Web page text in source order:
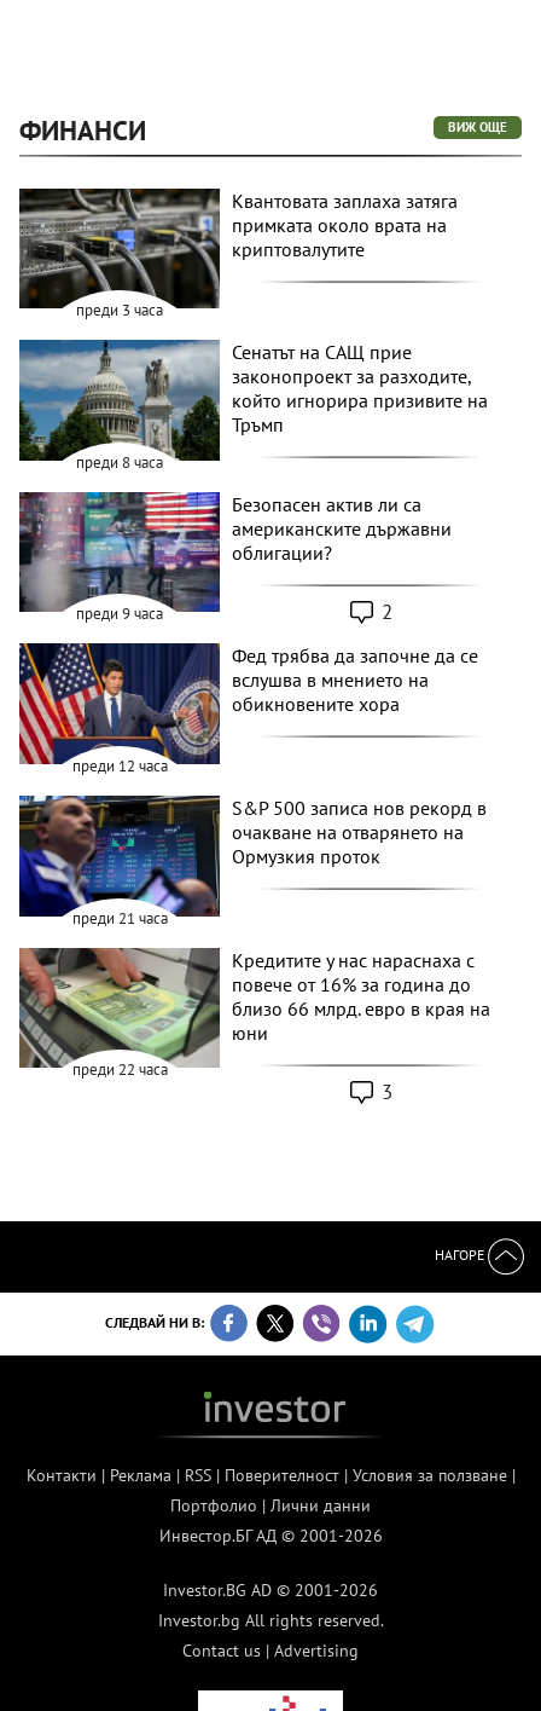
ФИНАНСИ ВИЖ ОЩЕ
преди 3 часа
Квантовата заплаха затяга
примката около врата на
криптовалутите
преди 8 часа
Сенатът на САЩ прие
законопроект за разходите,
който игнорира призивите на
Тръмп
преди 9 часа
Безопасен актив ли са
американските държавни
облигации?
2
преди 12 часа
Фед трябва да започне да се
вслушва в мнението на
обикновените хора
преди 21 часа
S&P 500 записа нов рекорд в
очакване на отварянето на
Ормузкия проток
преди 22 часа
Кредитите у нас нараснаха с
повече от 16% за година до
близо 66 млрд. евро в края на
юни
3
НАГОРЕ
СЛЕДВАЙ НИ В:
Контакти | Реклама | RSS| Поверителност| Условия за ползване|
Портфолио | Лични данни
Инвестор.БГ АД © 2001-2026
Investor.BG AD © 2001-2026
Investor.bg All rights reserved.
Contact us | Advertising